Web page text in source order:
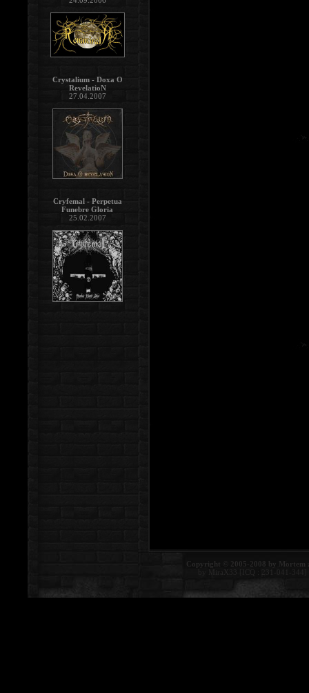
Copyright © 2005-2008 by Mortem
by MiraX33 [ICQ : 231-041-344]
Crystalium - Doxa O
RevelatioN
27.04.2007
Cryfemal - Perpetua
Funebre Gloria
25.02.2007